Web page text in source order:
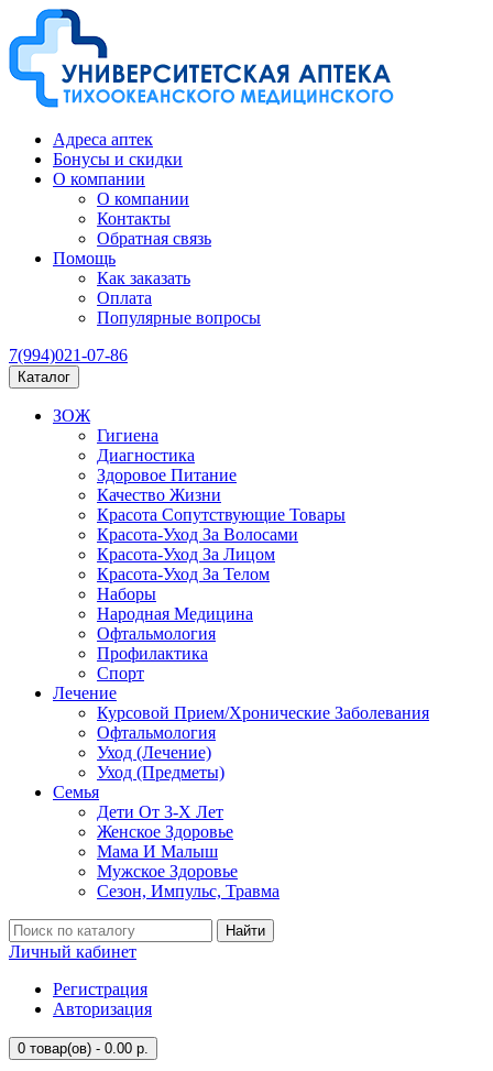
Адреса аптек
Бонусы и скидки
О компании
О компании
Контакты
Обратная связь
Помощь
Как заказать
Оплата
Популярные вопросы
7(994)021-07-86
Каталог
ЗОЖ
Гигиена
Диагностика
Здоровое Питание
Качество Жизни
Красота Сопутствующие Товары
Красота-Уход За Волосами
Красота-Уход За Лицом
Красота-Уход За Телом
Наборы
Народная Медицина
Офтальмология
Профилактика
Спорт
Лечение
Курсовой Прием/Хронические Заболевания
Офтальмология
Уход (Лечение)
Уход (Предметы)
Семья
Дети От 3-Х Лет
Женское Здоровье
Мама И Малыш
Мужское Здоровье
Сезон, Импульс, Травма
Найти
Личный кабинет
Регистрация
Авторизация
0 товар(ов) - 0.00 р.